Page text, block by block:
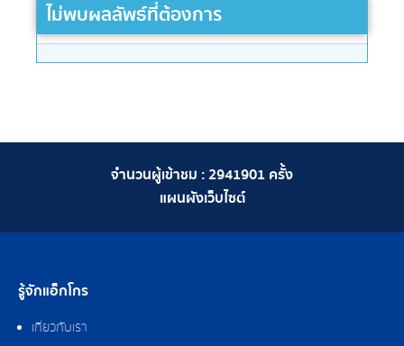
ไม่พบผลลัพธ์ที่ต้องการ
จำนวนผู้เข้าชม :2941901 ครั้ง
แผนผังเว็บไซต์
รู้จักแอ็กโกร
เกี่ยวกับเรา